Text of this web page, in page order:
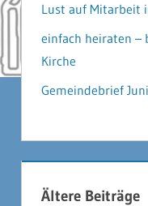
Lust auf Mitarbeit
einfach heiraten –
Kirche
Gemeindebrief
Ältere Beiträge